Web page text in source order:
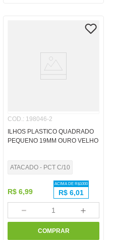
COD.: 198046-2
ILHOS PLASTICO QUADRADO
PEQUENO 19MM OURO VELHO
ATACADO - PCT C/10
R$ 6,99
ACIMA DE R$1000
R$ 6,01
＋
－
COMPRAR